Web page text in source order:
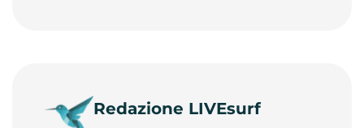
Redazione LIVEsurf